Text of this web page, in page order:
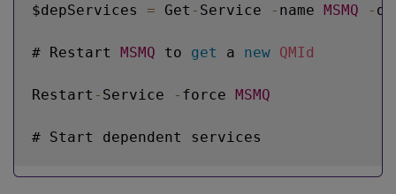
$depServices = Get - Service - name MSMQ -
# Restart MSMQ to get a new QMId
Restart - Service - force MSMQ
# Start dependent services
if ($depServices -ne $null) {